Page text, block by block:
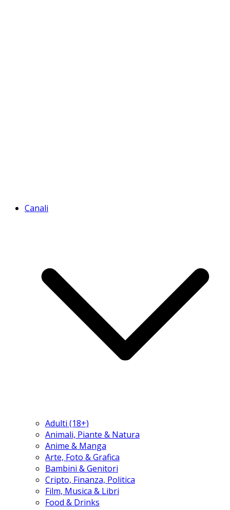
Canali
Adulti (18+)
Animali, Piante & Natura
Anime & Manga
Arte, Foto & Grafica
Bambini & Genitori
Cripto, Finanza, Politica
Film, Musica & Libri
Food & Drinks